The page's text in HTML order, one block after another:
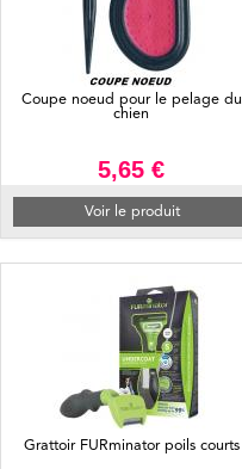
Coupe noeud pour le pelage du
chien
5,65 €
Voir le produit
Grattoir FURminator poils courts